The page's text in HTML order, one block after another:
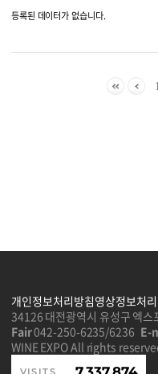
등록된 데이터가 없습니다.
1
개인정보처리방침영상정보처
34126 대전광역시 유성구 엑스
Fair042-250-6235/6236 E-
WINE EXPO All rights
VISITS